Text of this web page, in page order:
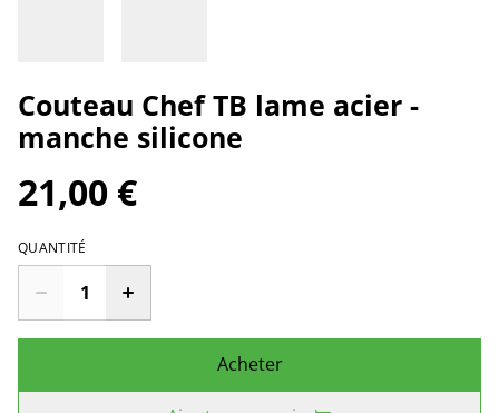
Couteau Chef TB lame acier -
manche silicone
21,00 €
QUANTITÉ
Acheter